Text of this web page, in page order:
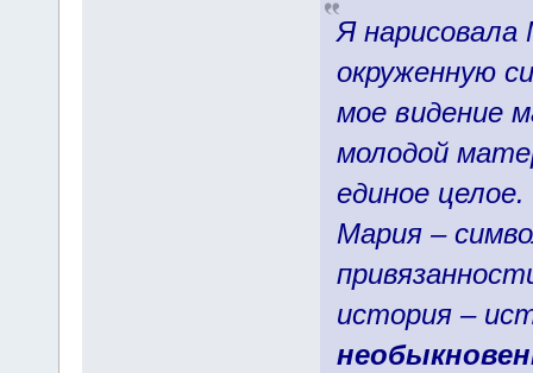
Я
окруженную
мое видение
молодой
единое целое.
Мария –
история –